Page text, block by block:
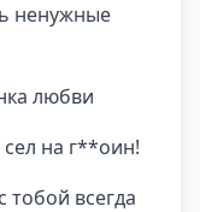
ненужные
любви
сел на г**оин!
тобой всегда